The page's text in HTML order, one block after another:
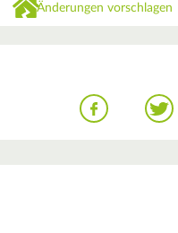
Änderungen vorschlagen